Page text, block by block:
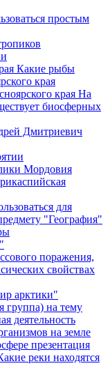
простым
Какие рыбы
края
края На
биосферных
Дмитриевич
Мордовия
для
"География"
поражения,
свойствах
арктики"
группа) на тему
деятельность
на земле
презентация
реки находятся